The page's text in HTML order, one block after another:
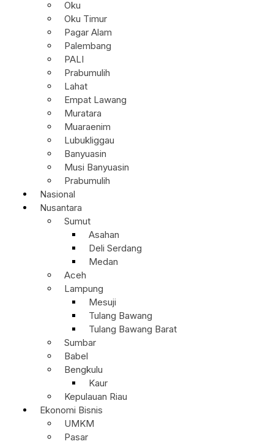
Oku
Oku Timur
Pagar Alam
Palembang
PALI
Prabumulih
Lahat
Empat Lawang
Muratara
Muaraenim
Lubukliggau
Banyuasin
Musi Banyuasin
Prabumulih
Nasional
Nusantara
Sumut
Asahan
Deli Serdang
Medan
Aceh
Lampung
Mesuji
Tulang Bawang
Tulang Bawang Barat
Sumbar
Babel
Bengkulu
Kaur
Kepulauan Riau
Ekonomi Bisnis
UMKM
Pasar